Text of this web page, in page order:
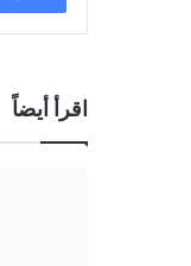
اقرأ أيضاً